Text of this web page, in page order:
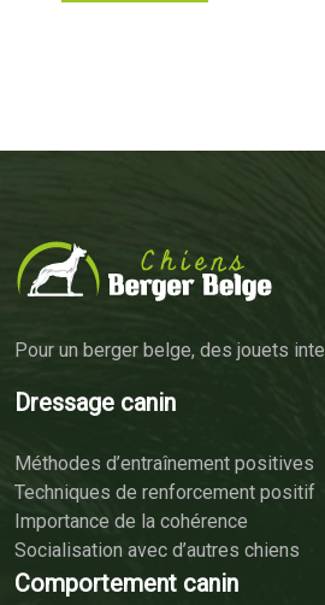
Pour un berger belge, des jouets
Dressage canin
Méthodes d’entraînement positives
Techniques de renforcement positif
Importance de la cohérence
Socialisation avec d’autres chiens
Comportement canin